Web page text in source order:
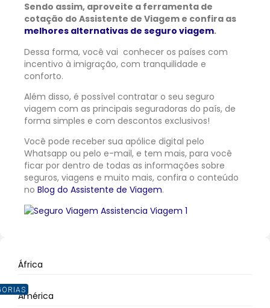
Sendo assim, aproveite a ferramenta de
cotação do Assistente de Viagem e confira as
melhores alternativas de seguro viagem.
Dessa forma, você vai conhecer os países com
incentivo à imigração, com tranquilidade e
conforto.
Além disso, é possível contratar o seu seguro
viagem com as principais seguradoras do país, de
forma simples e com descontos exclusivos!
Você pode receber sua apólice digital pelo
Whatsapp ou pelo e-mail, e tem mais, para você
ficar por dentro de todas as informações sobre
seguros, viagens e muito mais, confira o conteúdo
no Blog do Assistente de Viagem.
África
América